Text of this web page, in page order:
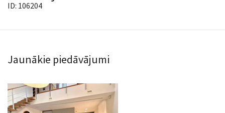
Uzņēmums
Pakalpojumi
ID: 106204
Jaunākie piedāvājumi